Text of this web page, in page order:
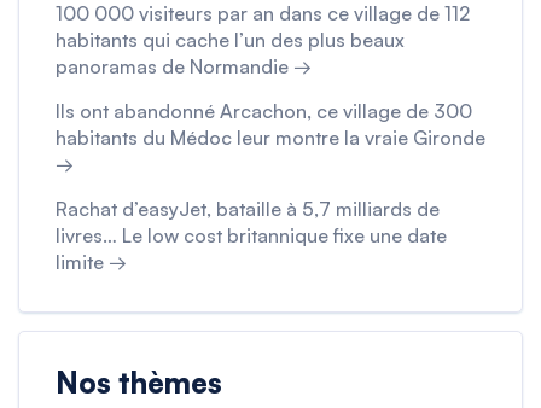
100 000 visiteurs par an dans ce village de 112
habitants qui cache l’un des plus beaux
panoramas de Normandie →
Ils ont abandonné Arcachon, ce village de 300
habitants du Médoc leur montre la vraie Gironde
→
Rachat d’easyJet, bataille à 5,7 milliards de
livres… Le low cost britannique fixe une date
limite →
Nos thèmes